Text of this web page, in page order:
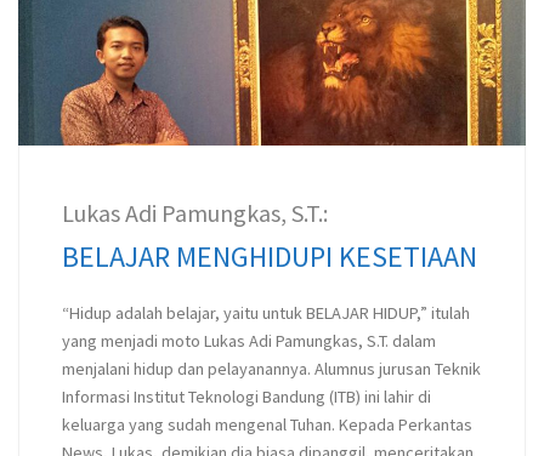
Lukas Adi Pamungkas, S.T.:
BELAJAR MENGHIDUPI KESETIAAN
“Hidup adalah belajar, yaitu untuk BELAJAR HIDUP,” itulah
yang menjadi moto Lukas Adi Pamungkas, S.T. dalam
menjalani hidup dan pelayanannya. Alumnus jurusan Teknik
Informasi Institut Teknologi Bandung (ITB) ini lahir di
keluarga yang sudah mengenal Tuhan. Kepada Perkantas